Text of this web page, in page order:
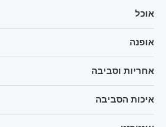
אוכל
אופנה
אחריות וסביבה
איכות הסביבה